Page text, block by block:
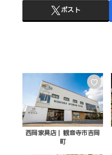
ポスト
♡
西岡家具店 | 観音寺市吉岡
町